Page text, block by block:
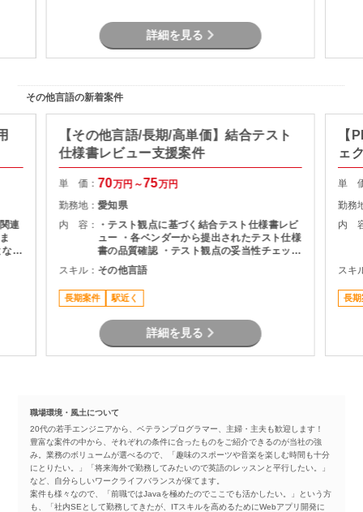
詳細を見る
その他言語の新着案件
連
る
【その他言語/長期/高単価】結合テスト
仕様書レビュー支援案件
単 価： 70万円～75万円
勤務地：愛知県
内 容：
・テスト観点に基づく結合テスト仕様書レビ
ュー ・各ベンダーから提出されたテスト仕様
書の品質確認 ・テスト観点の妥当性チェック
・指摘事項の整理およびレビュー結果のフィ
ードバック ・プロジェクト関係者との調整・
コミュニケーション
スキル： その他言語
長期案件 駅近く
詳細を見る
【
ェ
単
勤務
内
スキ
長期
職場環境・風土について
20代の若手エンジニアから、ベテランプログラマー、主婦・主夫も歓迎します！
豊富な案件の中から、それぞれの条件に合ったものをご紹介できるのが当社の強
み。業務のボリュームが選べるので、「趣味のスポーツや音楽を楽しむ時間も十分
にとりたい。」「将来海外で勤務してみたいので英語のレッスンと平行したい。」
など、自分らしいワークライフバランスが保てます。
案件も様々なので、「前職ではJavaを極めたのでここでも活かしたい。」という方
も、「社内SEとして勤務してきたが、ITスキルを高めるためにWebアプリ開発に